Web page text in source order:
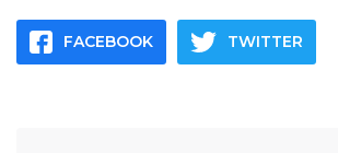
FACEBOOK TWITTER